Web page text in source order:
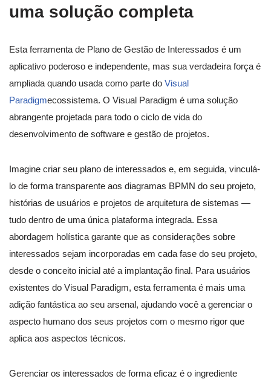
uma solução completa
Esta ferramenta de Plano de Gestão de Interessados é um
aplicativo poderoso e independente, mas sua verdadeira força é
ampliada quando usada como parte do Visual
Paradigmecossistema. O Visual Paradigm é uma solução
abrangente projetada para todo o ciclo de vida do
desenvolvimento de software e gestão de projetos.
Imagine criar seu plano de interessados e, em seguida, vinculá-
lo de forma transparente aos diagramas BPMN do seu projeto,
histórias de usuários e projetos de arquitetura de sistemas —
tudo dentro de uma única plataforma integrada. Essa
abordagem holística garante que as considerações sobre
interessados sejam incorporadas em cada fase do seu projeto,
desde o conceito inicial até a implantação final. Para usuários
existentes do Visual Paradigm, esta ferramenta é mais uma
adição fantástica ao seu arsenal, ajudando você a gerenciar o
aspecto humano dos seus projetos com o mesmo rigor que
aplica aos aspectos técnicos.
Gerenciar os interessados de forma eficaz é o ingrediente